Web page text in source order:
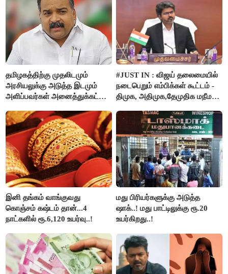
தமிழகத்திற்கு முதலிடமும்
அரசியலுக்கு அடுத்த இடமும்
அளிப்பவர்கள் அனைத்துக்கட்சி
பங்கேற்பார்கள் - மாணிக்கம்
தாகூர்..!!
#JUST IN : விஜய் தலைமையில்
நடைபெறும் எம்பிக்கள் கூட்டம் -
திமுக, அதிமுக,தேமுதிக மநீம
இனி தங்கம் வாங்குவது
கொஞ்சம் கஷ்டம் தான்...4
நாட்களில் ரூ.6,120 உயர்வு..!
மது பிரியர்களுக்கு அடுத்த
ஷாக்..! மது பாட்டிலுக்கு ரூ.20
உயர்கிறது..!